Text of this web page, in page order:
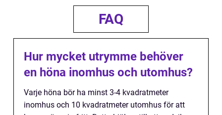
FAQ
Hur mycket utrymme behöver
en höna inomhus och utomhus?
Varje höna bör ha minst 3-4 kvadratmeter
inomhus och 10 kvadratmeter utomhus för att